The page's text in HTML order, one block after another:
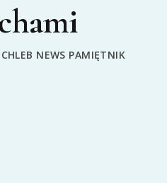
CHLEB NEWS PAMIĘTNIK